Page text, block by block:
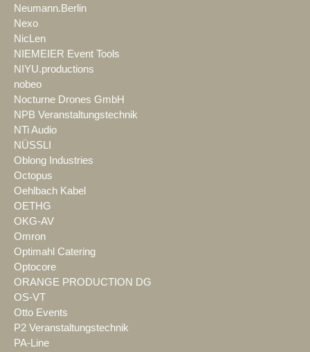
Neumann.Berlin
Nexo
NicLen
NIEMEIER Event Tools
NIYU.productions
nobeo
Nocturne Drones GmbH
NPB Veranstaltungstechnik
NTi Audio
NÜSSLI
Oblong Industries
Octopus
Oehlbach Kabel
OETHG
OKG-AV
Omron
Optimahl Catering
Optocore
ORANGE PRODUCTION DG
OS-VT
Otto Events
P2 Veranstaltungstechnik
PA-Line